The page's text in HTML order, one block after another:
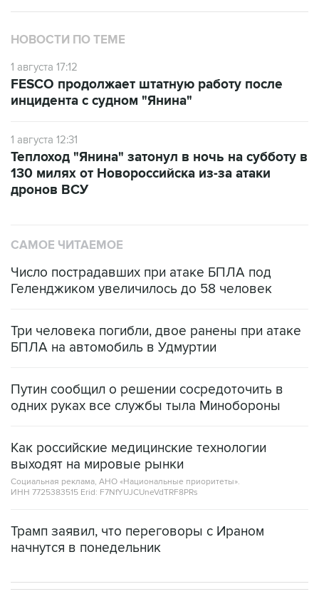
НОВОСТИ ПО ТЕМЕ
1 августа 17:12
FESCO продолжает штатную работу после
инцидента с судном "Янина"
1 августа 12:31
Теплоход "Янина" затонул в ночь на субботу в
130 милях от Новороссийска из-за атаки
дронов ВСУ
САМОЕ ЧИТАЕМОЕ
Число пострадавших при атаке БПЛА под
Геленджиком увеличилось до 58 человек
Три человека погибли, двое ранены при атаке
БПЛА на автомобиль в Удмуртии
Путин сообщил о решении сосредоточить в
одних руках все службы тыла Минобороны
Как российские медицинские технологии
выходят на мировые рынки
Социальная реклама, АНО «Национальные приоритеты».
ИНН 7725383515 Erid: F7NfYUJCUneVdTRF8PRs
Трамп заявил, что переговоры с Ираном
начнутся в понедельник